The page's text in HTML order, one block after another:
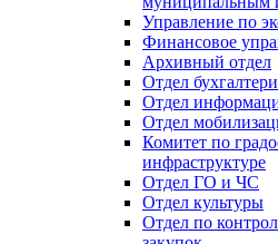
Управление по
Финансовое
Архивный отдел
Отдел
Отдел
Отдел
Комитет по
инфраструктуре
Отдел ГО и ЧС
Отдел культуры
Отдел по